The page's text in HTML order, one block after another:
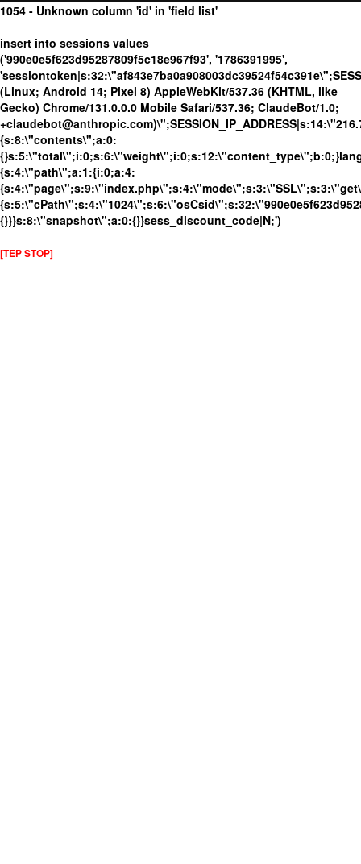
1054 - Unknown column 'id' in 'field list'
insert into sessions values
('990e0e5f623d95287809f5c18e967f93', '1786391995',
(Linux; Android 14; Pixel 8) AppleWebKit/537.36 (KHTML, like
Gecko) Chrome/131.0.0.0 Mobile Safari/537.36; ClaudeBot/1.0;
{s:8:\"contents\";a:0:
{s:4:\"path\";a:1:{i:0;a:4:
{}}}s:8:\"snapshot\";a:0:{}}sess_discount_code|N;')
[TEP STOP]